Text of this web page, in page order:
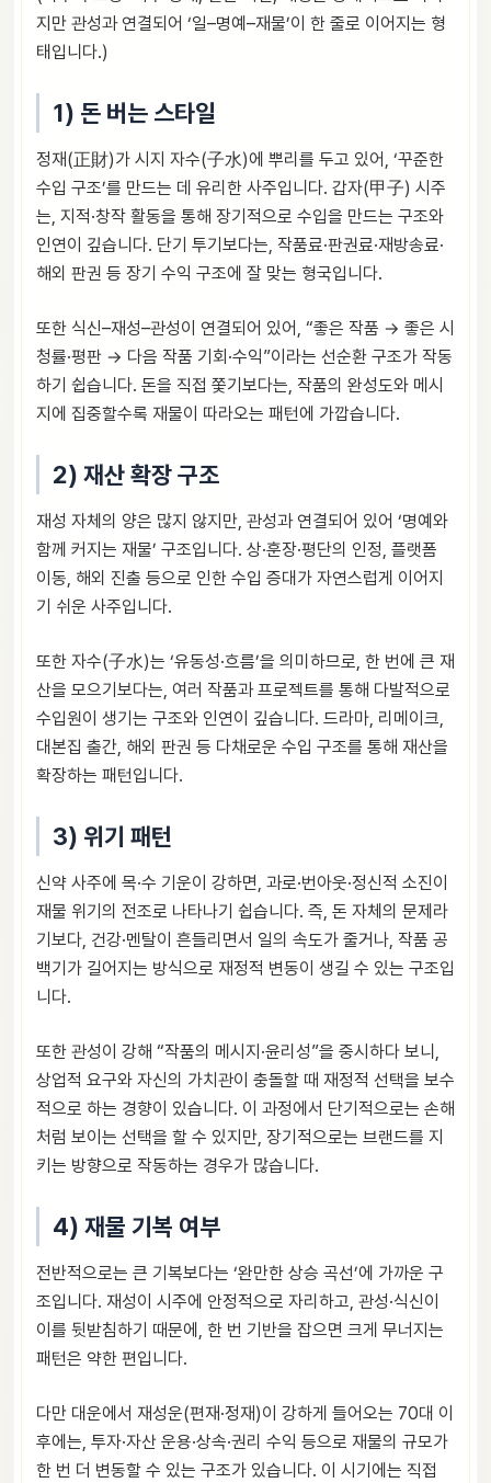
지만 관성과 연결되어 ‘일–명예–재물’이 한 줄로 이어지는 형
태입니다.)
1) 돈 버는 스타일
정재(正財)가 시지 자수(子水)에 뿌리를 두고 있어, ‘꾸준한
수입 구조’를 만드는 데 유리한 사주입니다. 갑자(甲子) 시주
는, 지적·창작 활동을 통해 장기적으로 수입을 만드는 구조와
인연이 깊습니다. 단기 투기보다는, 작품료·판권료·재방송료·
해외 판권 등 장기 수익 구조에 잘 맞는 형국입니다.
또한 식신–재성–관성이 연결되어 있어, “좋은 작품 → 좋은 시
청률·평판 → 다음 작품 기회·수익”이라는 선순환 구조가 작동
하기 쉽습니다. 돈을 직접 쫓기보다는, 작품의 완성도와 메시
지에 집중할수록 재물이 따라오는 패턴에 가깝습니다.
2) 재산 확장 구조
재성 자체의 양은 많지 않지만, 관성과 연결되어 있어 ‘명예와
함께 커지는 재물’ 구조입니다. 상·훈장·평단의 인정, 플랫폼
이동, 해외 진출 등으로 인한 수입 증대가 자연스럽게 이어지
기 쉬운 사주입니다.
또한 자수(子水)는 ‘유동성·흐름’을 의미하므로, 한 번에 큰 재
산을 모으기보다는, 여러 작품과 프로젝트를 통해 다발적으로
수입원이 생기는 구조와 인연이 깊습니다. 드라마, 리메이크,
대본집 출간, 해외 판권 등 다채로운 수입 구조를 통해 재산을
확장하는 패턴입니다.
3) 위기 패턴
신약 사주에 목·수 기운이 강하면, 과로·번아웃·정신적 소진이
재물 위기의 전조로 나타나기 쉽습니다. 즉, 돈 자체의 문제라
기보다, 건강·멘탈이 흔들리면서 일의 속도가 줄거나, 작품 공
백기가 길어지는 방식으로 재정적 변동이 생길 수 있는 구조입
니다.
또한 관성이 강해 “작품의 메시지·윤리성”을 중시하다 보니,
상업적 요구와 자신의 가치관이 충돌할 때 재정적 선택을 보수
적으로 하는 경향이 있습니다. 이 과정에서 단기적으로는 손해
처럼 보이는 선택을 할 수 있지만, 장기적으로는 브랜드를 지
키는 방향으로 작동하는 경우가 많습니다.
4) 재물 기복 여부
전반적으로는 큰 기복보다는 ‘완만한 상승 곡선’에 가까운 구
조입니다. 재성이 시주에 안정적으로 자리하고, 관성·식신이
이를 뒷받침하기 때문에, 한 번 기반을 잡으면 크게 무너지는
패턴은 약한 편입니다.
다만 대운에서 재성운(편재·정재)이 강하게 들어오는 70대 이
후에는, 투자·자산 운용·상속·권리 수익 등으로 재물의 규모가
한 번 더 변동할 수 있는 구조가 있습니다. 이 시기에는 직접